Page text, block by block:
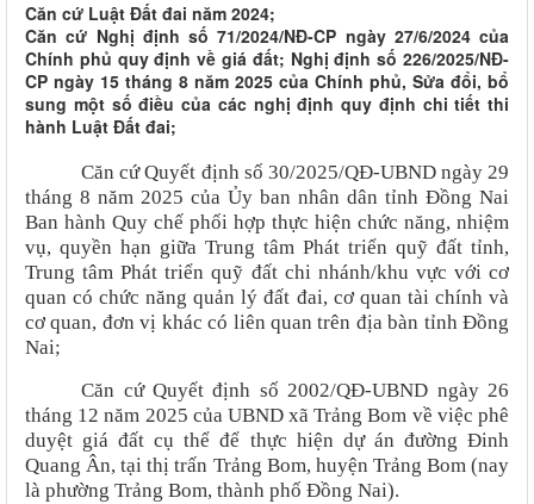
Căn cứ Luật Đất đai năm 2024;
Căn cứ Nghị định số 71/2024/NĐ-CP ngày 27/6/2024 của
Chính phủ quy định về giá đất; Nghị định số 226/2025/NĐ-
CP ngày 15 tháng 8 năm 2025 của Chính phủ, Sửa đổi, bổ
sung một số điều của các nghị định quy định chi tiết thi
hành Luật Đất đai;
Căn cứ Quyết định số 30/2025/QĐ-UBND ngày 29
tháng 8 năm 2025 của Ủy ban nhân dân tỉnh Đồng Nai
Ban hành Quy chế phối hợp thực hiện chức năng, nhiệm
vụ, quyền hạn giữa Trung tâm Phát triển quỹ đất tỉnh,
Trung tâm Phát triển quỹ đất chi nhánh/khu vực với cơ
quan có chức năng quản lý đất đai, cơ quan tài chính và
cơ quan, đơn vị khác có liên quan trên địa bàn tỉnh Đồng
Nai;
Căn cứ Quyết định số 2002/QĐ-UBND ngày 26
tháng 12 năm 2025 của UBND xã Trảng Bom về việc phê
duyệt giá đất cụ thể để thực hiện dự án đường Đinh
Quang Ân, tại thị trấn Trảng Bom, huyện Trảng Bom (nay
là phường Trảng Bom, thành phố Đồng Nai).